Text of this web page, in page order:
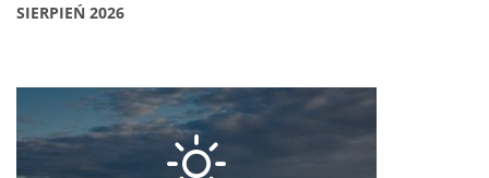
SIERPIEŃ 2026